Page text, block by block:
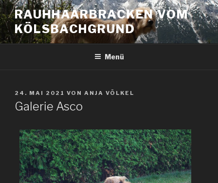
RAUHHAARBRACKEN VOM
KÖLSBACHGRUND
Menü
24. MAI 2021 VON ANJA VÖLKEL
Galerie Asco